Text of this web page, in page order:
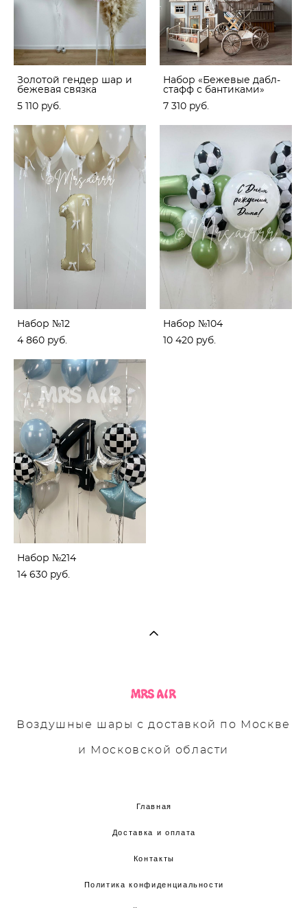
Золотой гендер шар и
бежевая связка
5 110 pуб.
Набор «Бежевые дабл-
стафф с бантиками»
7 310 pуб.
Набор №12
4 860 pуб.
Набор №104
10 420 pуб.
Набор №214
14 630 pуб.
Воздушные шары с доставкой по Москве
и Московской области
Главная
Доставка и оплата
Контакты
Политика конфиденциальности